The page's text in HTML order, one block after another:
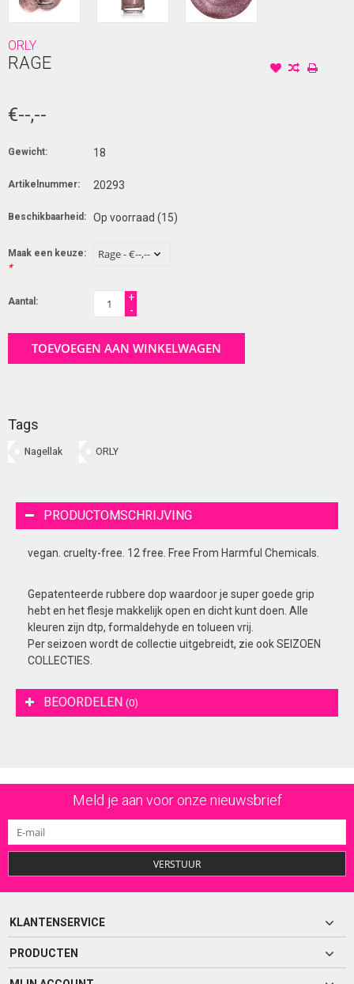
ORLY
RAGE
€--,--
Gewicht: 18
Artikelnummer: 20293
Beschikbaarheid: Op voorraad (15)
Maak een keuze:
*
Aantal:
+
-
TOEVOEGEN AAN WINKELWAGEN
Tags
Nagellak ORLY
PRODUCTOMSCHRIJVING
vegan. cruelty-free. 12 free. Free From Harmful Chemicals.
Gepatenteerde rubbere dop waardoor je super goede grip
hebt en het flesje makkelijk open en dicht kunt doen. Alle
kleuren zijn dtp, formaldehyde en tolueen vrij.
Per seizoen wordt de collectie uitgebreidt, zie ook SEIZOEN
COLLECTIES.
BEOORDELEN (0)
Meld je aan voor onze nieuwsbrief
VERSTUUR
KLANTENSERVICE
PRODUCTEN